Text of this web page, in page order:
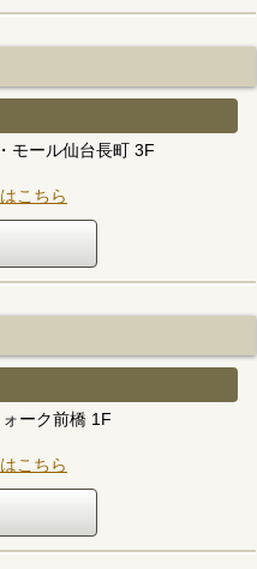
モール仙台長町 3F
こちら
ーク前橋 1F
こちら